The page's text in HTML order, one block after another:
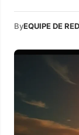
ByEQUIPE DE